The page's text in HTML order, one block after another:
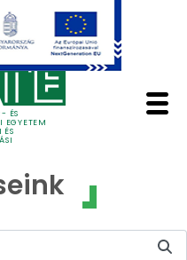
ÉS
EGYETEM
ÉS
MATE